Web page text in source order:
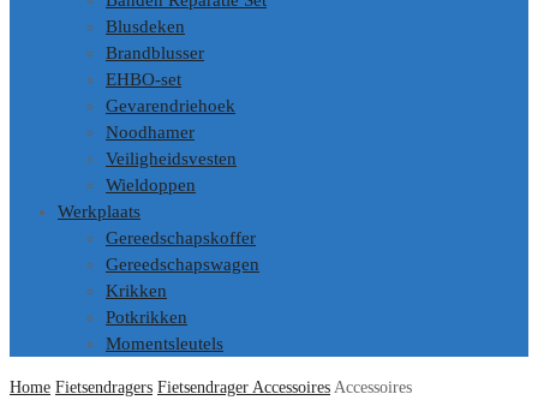
Blusdeken
Brandblusser
EHBO-set
Gevarendriehoek
Noodhamer
Veiligheidsvesten
Wieldoppen
Werkplaats
Gereedschapskoffer
Gereedschapswagen
Krikken
Potkrikken
Momentsleutels
Home Fietsendragers Fietsendrager Accessoires Accessoires